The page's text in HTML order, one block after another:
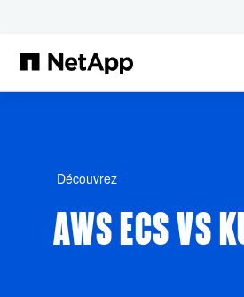
Découvrez
AWS ECS VS